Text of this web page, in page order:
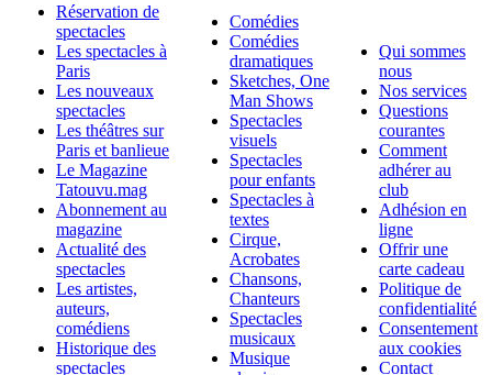
Réservation de
spectacles
Les spectacles à
Paris
Les nouveaux
spectacles
Les théâtres sur
Paris et banlieue
Le Magazine
Tatouvu.mag
Abonnement au
magazine
Actualité des
spectacles
Les artistes,
auteurs,
comédiens
Historique des
spectacles
Comédies
Comédies
dramatiques
Sketches, One
Man Shows
Spectacles
visuels
Spectacles
pour enfants
Spectacles à
textes
Cirque,
Acrobates
Chansons,
Chanteurs
Spectacles
musicaux
Musique
Qui sommes
nous
Nos services
Questions
courantes
Comment
adhérer au
club
Adhésion en
ligne
Offrir une
carte cadeau
Politique de
confidentialité
Consentement
aux cookies
Contact